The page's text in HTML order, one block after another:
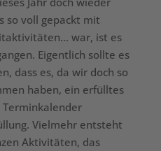
so voll gepackt mit
war, ist es
Eigentlich sollte es
dass es, da wir doch so
haben, ein erfülltes
Terminkalender
Vielmehr entsteht
Aktivitäten, das